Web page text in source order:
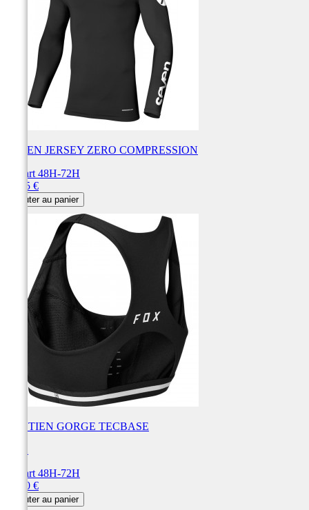
SEVEN JERSEY ZERO COMPRESSION
Départ 48H-72H
59,95 €
Ajouter au panier
SOUTIEN GORGE TECBASE
Départ 48H-72H
50,00 €
Ajouter au panier